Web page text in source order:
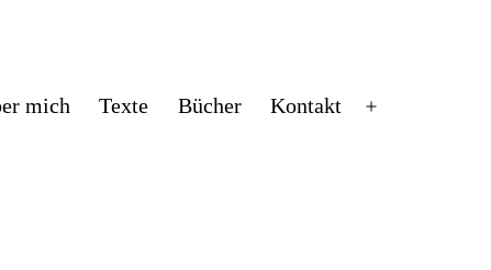
mich Texte Bücher Kontakt